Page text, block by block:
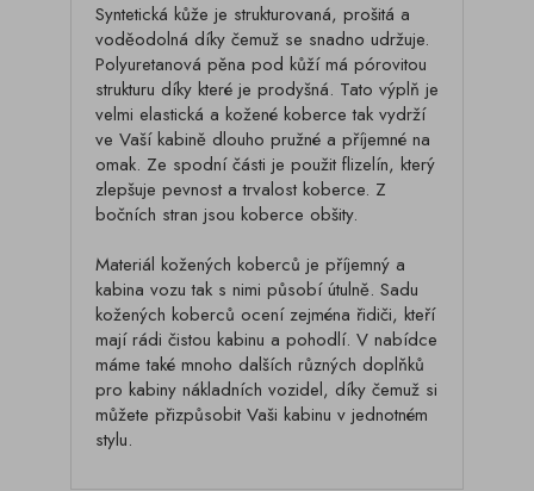
Syntetická kůže je strukturovaná, prošitá a
voděodolná díky čemuž se snadno udržuje.
Polyuretanová pěna pod kůží má pórovitou
strukturu díky které je prodyšná. Tato výplň je
velmi elastická a kožené koberce tak vydrží
ve Vaší kabině dlouho pružné a příjemné na
omak. Ze spodní části je použit flizelín, který
zlepšuje pevnost a trvalost koberce. Z
bočních stran jsou koberce obšity.
Materiál kožených koberců je příjemný a
kabina vozu tak s nimi působí útulně. Sadu
kožených koberců ocení zejména řidiči, kteří
mají rádi čistou kabinu a pohodlí. V nabídce
máme také mnoho dalších různých doplňků
pro kabiny nákladních vozidel, díky čemuž si
můžete přizpůsobit Vaši kabinu v jednotném
stylu.